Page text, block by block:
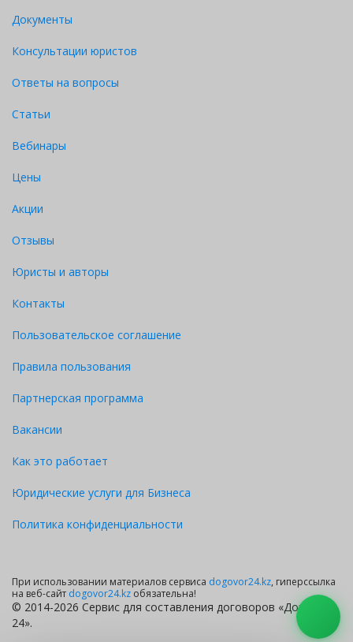
Документы
Консультации юристов
Ответы на вопросы
Статьи
Вебинары
Цены
Акции
Отзывы
Юристы и авторы
Контакты
Пользовательское соглашение
Правила пользования
Партнерская программа
Вакансии
Как это работает
Юридические услуги для Бизнеса
Политика конфиденциальности
При использовании материалов сервиса dogovor24.kz, гиперссылка
на веб-сайт dogovor24.kz обязательна!
© 2014-2026 Сервис для составления договоров «Договор
24».